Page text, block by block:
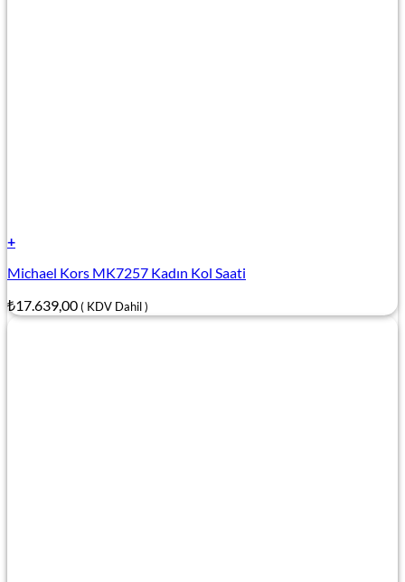
+
Michael Kors MK7257 Kadın Kol Saati
₺17.639,00( KDV Dahil )